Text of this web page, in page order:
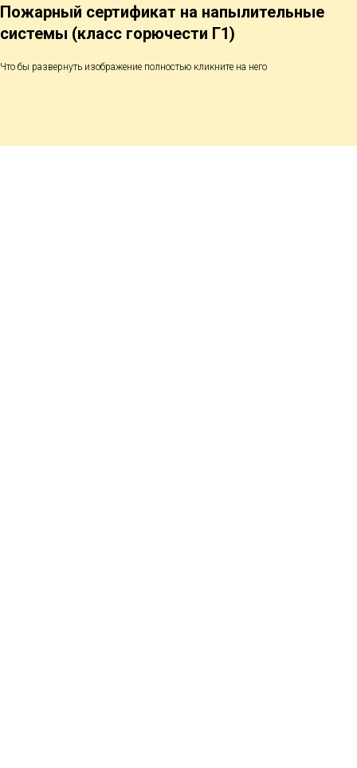
Пожарный сертификат на напылительные
системы (класс горючести Г1)
Что бы развернуть изображение полностью кликните на него